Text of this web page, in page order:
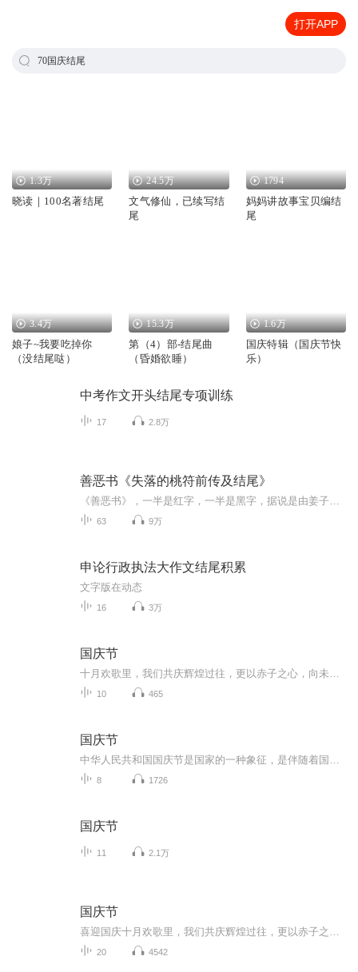
打开APP
70国庆结尾
1.3万
晓读｜100名著结尾
24.5万
文气修仙，已续写结
尾
1794
妈妈讲故事宝贝编结
尾
3.4万
娘子~我要吃掉你
（没结尾哒）
15.3万
第（4）部-结尾曲
（昏婚欲睡）
1.6万
国庆特辑（国庆节快
乐）
中考作文开头结尾专项训练
17 2.8万
善恶书《失落的桃符前传及结尾》
63 9万
申论行政执法大作文结尾积累
文字版在动态
16 3万
国庆节
10 465
国庆节
8 1726
国庆节
11 2.1万
国庆节
20 4542